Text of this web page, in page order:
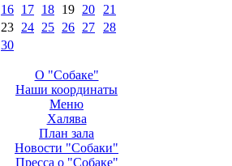
16 17 18 19 20
21
23 24 25 26 27
28
30
О "Собаке"
Наши координаты
Меню
Халява
План зала
Новости "Собаки"
Пресса о "Собаке"